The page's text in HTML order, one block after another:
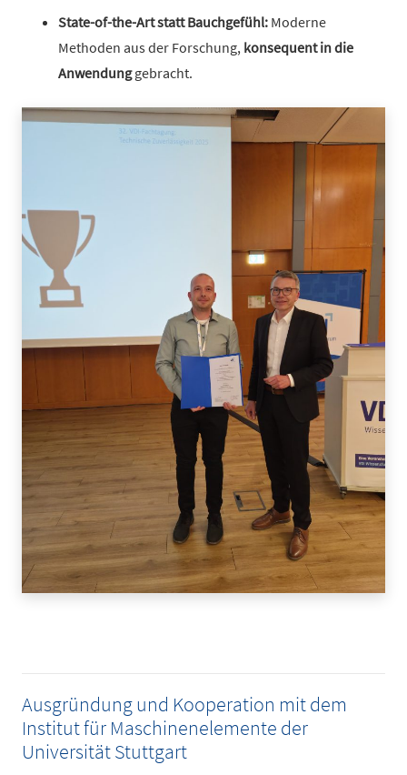
State-of-the-Art statt Bauchgefühl: Moderne
Methoden aus der Forschung, konsequent in die
Anwendunggebracht.
Ausgründung und Kooperation mit dem
Institut für Maschinenelemente der
Universität Stuttgart